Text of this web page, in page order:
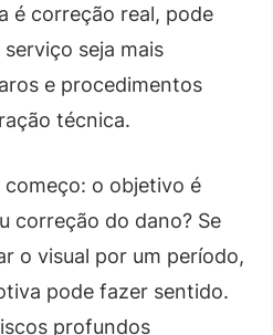
é correção real, pode
seja mais
e procedimentos
técnica.
começo: o objetivo é
correção do dano? Se
o visual por um período,
pode fazer sentido.
profundos